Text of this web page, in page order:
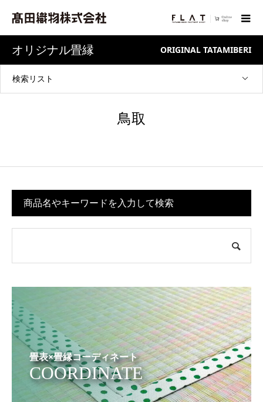
オリジナル畳縁 ORIGINAL TATAMIBERI
検索リスト
鳥取
商品名やキーワードを入力して検索
畳表×畳縁コーディネート
COORDINATE